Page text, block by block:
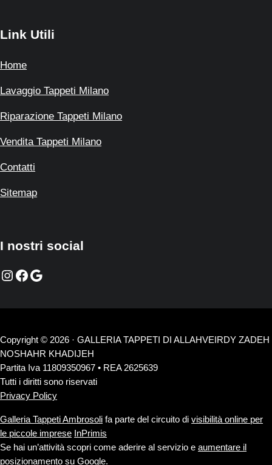
Link Utili
Home
Lavaggio Tappeti Milano
Riparazione Tappeti Milano
Vendita Tappeti Milano
Contatti
Sitemap
I nostri social
Instagram
Facebook
Google
Copyright © 2026 · GALLERIA TAPPETI DI ALLAHVEIRDY ZADEH
NOSHAHR KHADIJEH
Partita Iva 11809350967 • REA 2625639
Tutti i diritti sono riservati
Privacy Policy
Galleria Tappeti Ambrosoli fa parte del circuito divisibilità online per
le piccole imprese InPrimis
Se hai un’attività scopri come aderire al servizio eaumentare il
posizionamento su Google.